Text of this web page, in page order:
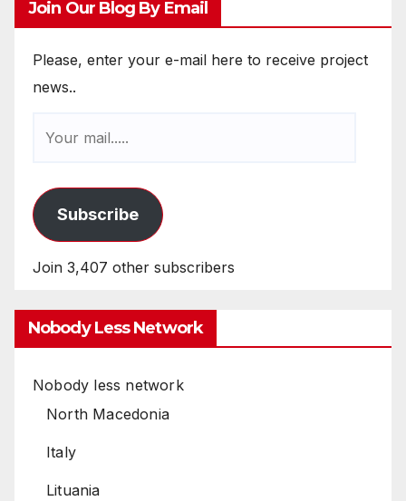
Join Our Blog By Email
Please, enter your e-mail here to receive project
news..
Subscribe
Join 3,407 other subscribers
Nobody Less Network
Nobody less network
North Macedonia
Italy
Lituania